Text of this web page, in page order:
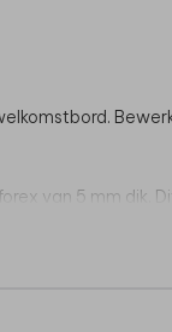
van 5 mm dik.
is voor op